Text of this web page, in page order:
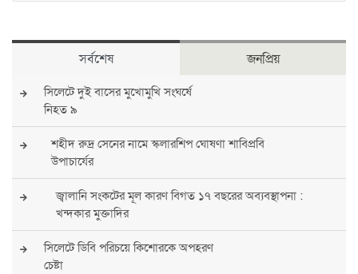
সর্বশেষ জনপ্রিয়
সিলেটে দুই বাসের মুখোমুখি সংঘর্ষে
নিহত ৯
শহীদ রুদ্র সেনের নামে স্কলারশিপ ঘোষণা শাবিপ্রবি
উপাচার্যের
জ্বালানি সংকটের মূল কারণ বিগত ১৭ বছরের অব্যবস্থাপনা :
খন্দকার মুক্তাদির
সিলেটে ডিবি পরিচয়ে কিশোরকে অপহরণ
চেষ্টা